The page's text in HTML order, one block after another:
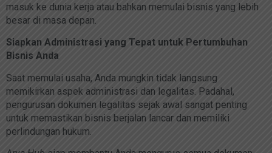
masuk ke dunia kerja atau bahkan memulai bisnis yang lebih
besar di masa depan.
Siapkan Administrasi yang Tepat untuk Pertumbuhan
Bisnis Anda
Saat memulai usaha, Anda mungkin tidak langsung
memikirkan aspek administrasi dan legalitas. Padahal,
pengurusan dokumen legalitas sejak awal sangat penting
untuk memastikan bisnis berjalan lancar dan memiliki
perlindungan hukum.